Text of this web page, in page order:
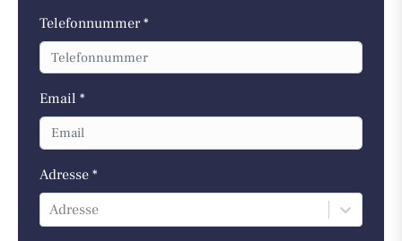
Telefonnummer *
Email *
Adresse *
Adresse